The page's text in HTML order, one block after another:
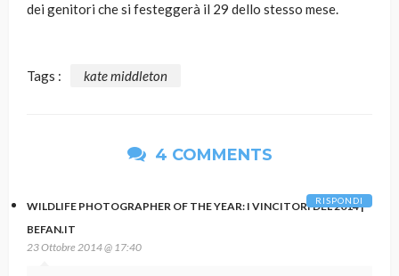
dei genitori che si festeggerà il 29 dello stesso mese.
Tags : kate middleton
4 COMMENTS
WILDLIFE PHOTOGRAPHER OF THE YEAR: I VINCITORI DEL 2014 |
BEFAN.IT
23 Ottobre 2014 @ 17:40
RISPONDI